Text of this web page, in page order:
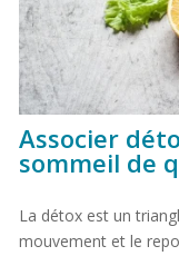
Associer
sommeil de
La détox est un
mouvement et le